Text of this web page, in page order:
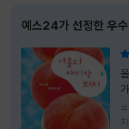
예스24가 선정한 우
#